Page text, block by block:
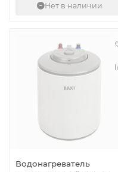
Нет в наличии
Водонагреватель